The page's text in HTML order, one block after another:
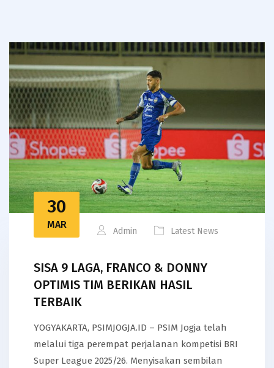
30
MAR
Admin Latest News
SISA 9 LAGA, FRANCO & DONNY
OPTIMIS TIM BERIKAN HASIL
TERBAIK
YOGYAKARTA, PSIMJOGJA.ID – PSIM Jogja telah
melalui tiga perempat perjalanan kompetisi BRI
Super League 2025/26. Menyisakan sembilan